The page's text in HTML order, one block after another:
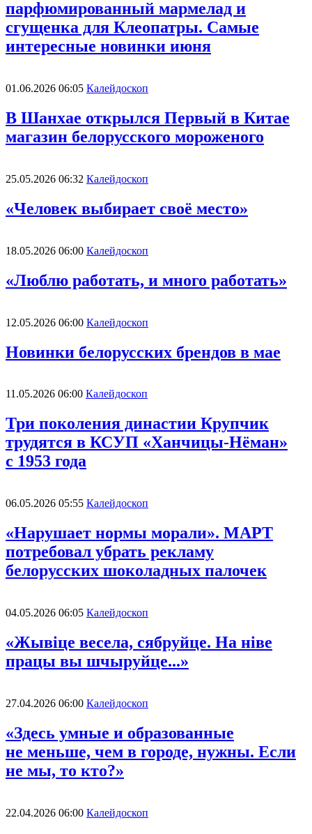
парфюмированный мармелад и
сгущенка для Клеопатры. Самые
интересные новинки июня
01.06.2026 06:05 Калейдоскоп
В Шанхае открылся Первый в Китае
магазин белорусского мороженого
25.05.2026 06:32 Калейдоскоп
«Человек выбирает своё место»
18.05.2026 06:00 Калейдоскоп
«Люблю работать, и много работать»
12.05.2026 06:00 Калейдоскоп
Новинки белорусских брендов в мае
11.05.2026 06:00 Калейдоскоп
Три поколения династии Крупчик
трудятся в КСУП «Ханчицы-Нёман»
с 1953 года
06.05.2026 05:55 Калейдоскоп
«Нарушает нормы морали». МАРТ
потребовал убрать рекламу
белорусских шоколадных палочек
04.05.2026 06:05 Калейдоскоп
«Жывіце весела, сябруйце. На ніве
працы вы шчыруйце...»
27.04.2026 06:00 Калейдоскоп
«Здесь умные и образованные
не меньше, чем в городе, нужны. Если
не мы, то кто?»
22.04.2026 06:00 Калейдоскоп